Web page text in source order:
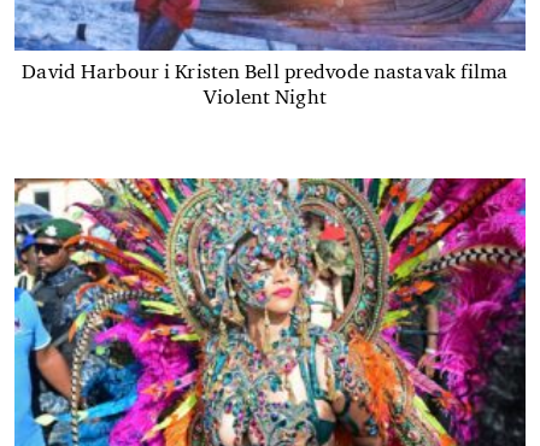
David Harbour i Kristen Bell predvode nastavak filma
Violent Night